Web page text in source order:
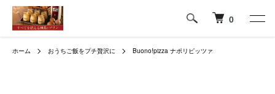
0
ホーム おうちご飯をプチ贅沢に Buono!pizza ナポリピッツァ